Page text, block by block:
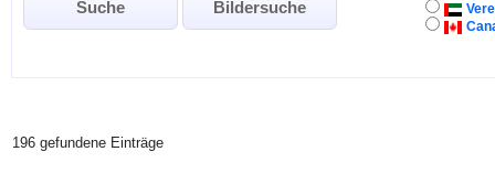
196 gefundene Einträge